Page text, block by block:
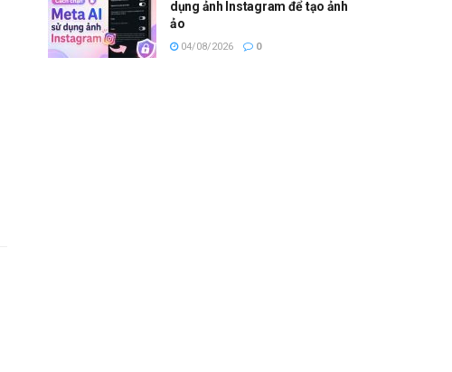
dụng ảnh Instagram để tạo ảnh
ảo
04/08/2026 0